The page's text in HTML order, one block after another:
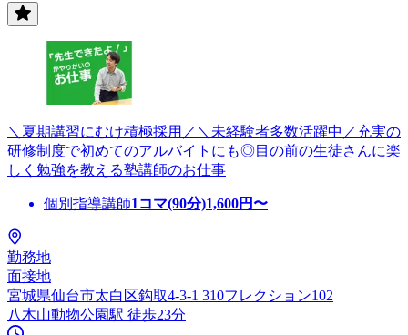
＼夏期講習にむけ積極採用／＼未経験者多数活躍中／充実の
研修制度で初めてのアルバイトにも◎目の前の生徒さんに楽
しく勉強を教える塾講師のお仕事
個別指導講師1コマ(90分)1,600円〜
勤務地
面接地
宮城県仙台市太白区鈎取4-3-1 310フレクション102
八木山動物公園駅 徒歩23分